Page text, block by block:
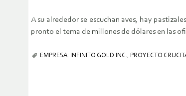
A su alrededor se escuchan aves, hay
pronto el tema de millones de dólares en las
EMPRESA: INFINITO GOLD INC., PROYECTO